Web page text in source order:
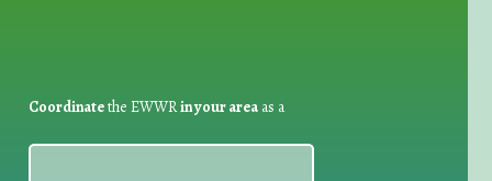
Coordinatethe EWWRin your areaas a